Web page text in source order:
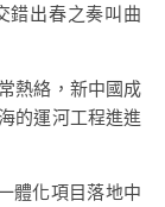
錯出春之奏叫曲
熱絡，新中國成
的運河工程進進
體化項目落地中